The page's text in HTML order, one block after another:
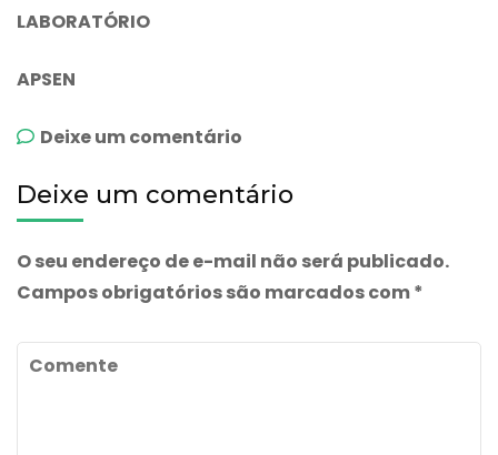
LABORATÓRIO
APSEN
Deixe um comentário
Deixe um comentário
O seu endereço de e-mail não será publicado.
Campos obrigatórios são marcados com*
Comente